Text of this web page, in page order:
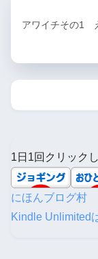
アワイチその1
1日1回クリック
にほんブログ村
Kindle Unlimited